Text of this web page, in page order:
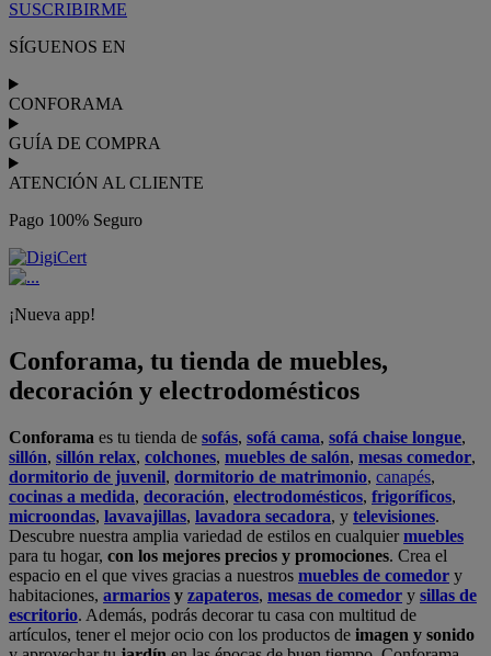
SUSCRIBIRME
SÍGUENOS EN
CONFORAMA
GUÍA DE COMPRA
ATENCIÓN AL CLIENTE
Pago 100% Seguro
¡Nueva app!
Conforama, tu tienda de muebles,
decoración y electrodomésticos
Conforama es tu tienda de sofás, sofá cama, sofá chaise longue,
sillón, sillón relax, colchones, muebles de salón, mesas comedor,
dormitorio de juvenil, dormitorio de matrimonio, canapés,
cocinas a medida, decoración, electrodomésticos, frigoríficos,
microondas, lavavajillas, lavadora secadora, y televisiones.
Descubre nuestra amplia variedad de estilos en cualquiermuebles
para tu hogar, con los mejores precios y promociones. Crea el
espacio en el que vives gracias a nuestros muebles de comedor y
habitaciones, armarios y zapateros, mesas de comedor y sillas de
escritorio. Además, podrás decorar tu casa con multitud de
artículos, tener el mejor ocio con los productos de imagen y sonido